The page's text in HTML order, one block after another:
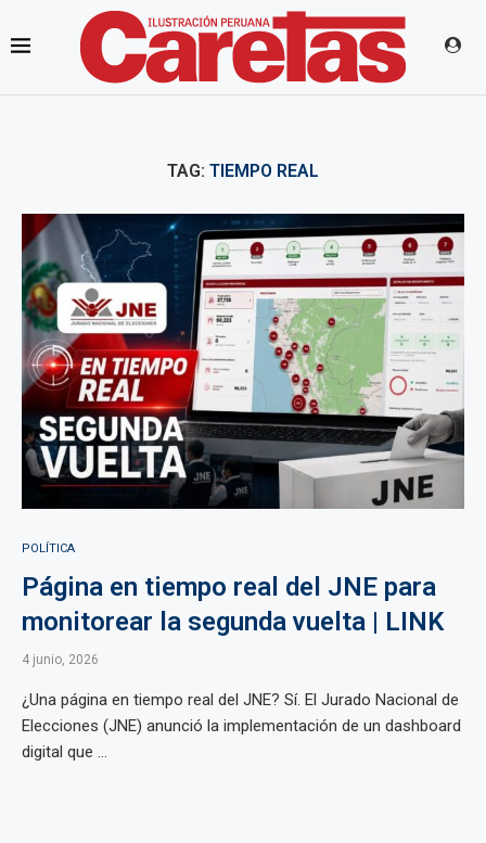
TAG: TIEMPO REAL
POLÍTICA
Página en tiempo real del JNE para
monitorear la segunda vuelta | LINK
4 junio, 2026
¿Una página en tiempo real del JNE? Sí. El Jurado Nacional de
Elecciones (JNE) anunció la implementación de un dashboard
digital que ...